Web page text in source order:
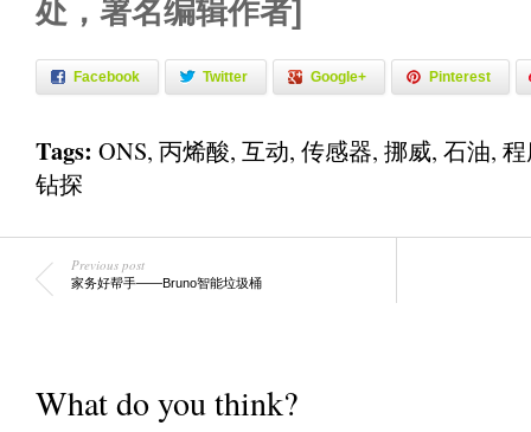
处，署名编辑作者]
Facebook Twitter Google+ Pinterest
Tags: ONS, 丙烯酸, 互动, 传感器, 挪威, 石油,
钻探
Previous post
家务好帮手——Bruno智能垃圾桶
What do you think?